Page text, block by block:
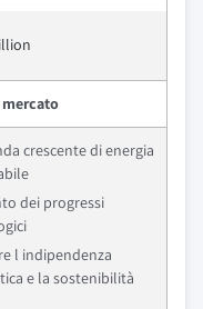
crescente di energia
dei progressi
l indipendenza
e la sostenibilità